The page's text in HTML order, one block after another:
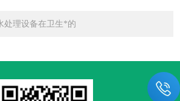
处理设备在卫生*的